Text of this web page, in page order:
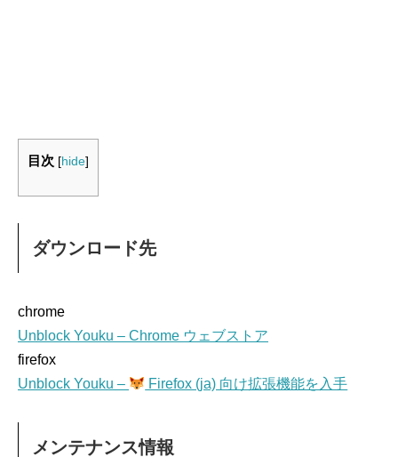
目次 [hide]
ダウンロード先
chrome
Unblock Youku – Chrome ウェブストア
firefox
Unblock Youku –
Firefox (ja) 向け拡張機能を入手
メンテナンス情報